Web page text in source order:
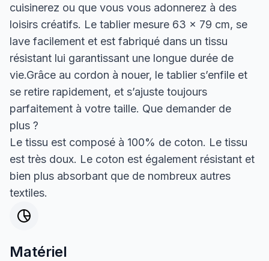
cuisinerez ou que vous vous adonnerez à des
loisirs créatifs. Le tablier mesure 63 x 79 cm, se
lave facilement et est fabriqué dans un tissu
résistant lui garantissant une longue durée de
vie.Grâce au cordon à nouer, le tablier s’enfile et
se retire rapidement, et s’ajuste toujours
parfaitement à votre taille. Que demander de
plus ?
Le tissu est composé à 100% de coton. Le tissu
est très doux. Le coton est également résistant et
bien plus absorbant que de nombreux autres
textiles.
Matériel